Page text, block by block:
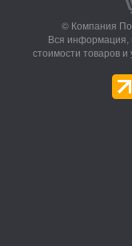
© Компания
Вся информация,
стоимости товаров